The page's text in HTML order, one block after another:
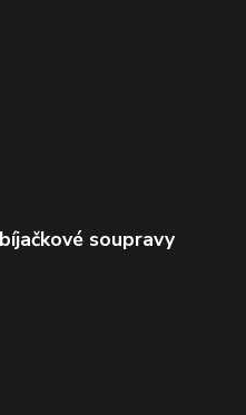
soupravy